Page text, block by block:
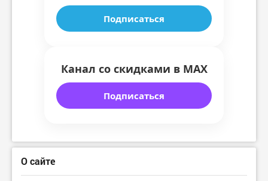
Подписаться
Канал со скидками в MAX
Подписаться
О сайте